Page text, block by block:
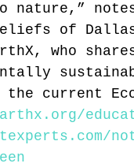
nature,”
of
who
the current